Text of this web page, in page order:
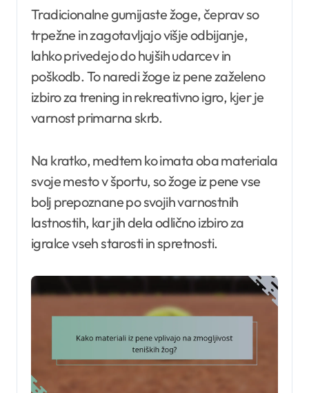
Tradicionalne gumijaste žoge, čeprav so
trpežne in zagotavljajo višje odbijanje,
lahko privedejo do hujših udarcev in
poškodb. To naredi žoge iz pene zaželeno
izbiro za trening in rekreativno igro, kjer je
varnost primarna skrb.
Na kratko, medtem ko imata oba materiala
svoje mesto v športu, so žoge iz pene vse
bolj prepoznane po svojih varnostnih
lastnostih, kar jih dela odlično izbiro za
igralce vseh starosti in spretnosti.